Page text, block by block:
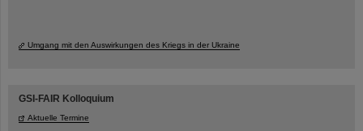
Umgang mit den Auswirkungen des Kriegs in der Ukraine
GSI-FAIR Kolloquium
Aktuelle Termine